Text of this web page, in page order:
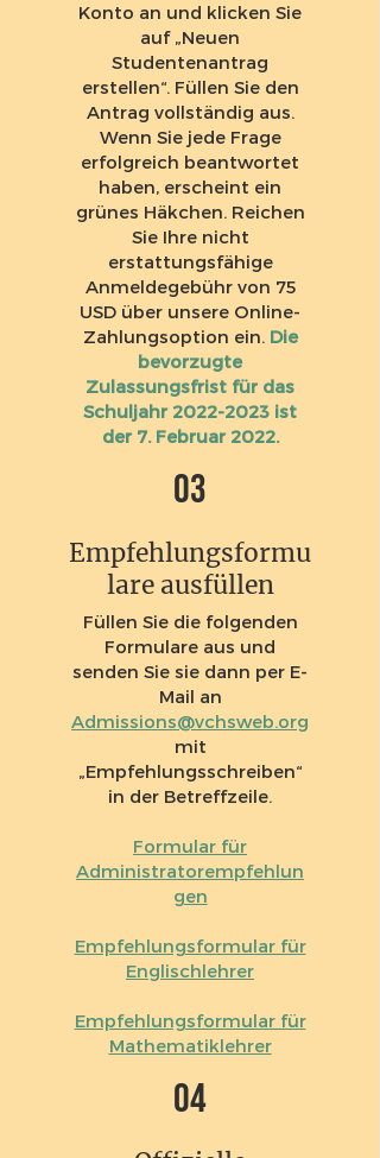
Konto an und klicken Sie
auf „Neuen
Studentenantrag
erstellen“. Füllen Sie den
Antrag vollständig aus.
Wenn Sie jede Frage
erfolgreich beantwortet
haben, erscheint ein
grünes Häkchen. Reichen
Sie Ihre nicht
erstattungsfähige
Anmeldegebühr von 75
USD über unsere Online-
Zahlungsoption ein. Die
bevorzugte
Zulassungsfrist für das
Schuljahr 2022-2023 ist
der 7. Februar 2022.
03
Empfehlungsformu
lare ausfüllen
Füllen Sie die folgenden
Formulare aus und
senden Sie sie dann per E-
Mail an
Admissions@vchsweb.org
mit
„Empfehlungsschreiben“
in der Betreffzeile.
Formular für
Administratorempfehlun
gen
Empfehlungsformular für
Englischlehrer
Empfehlungsformular für
Mathematiklehrer
04